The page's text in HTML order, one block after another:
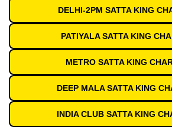
DELHI-2PM SATTA KING
PATIYALA SATTA KING
METRO SATTA KING
DEEP MALA SATTA KING
INDIA CLUB SATTA KING